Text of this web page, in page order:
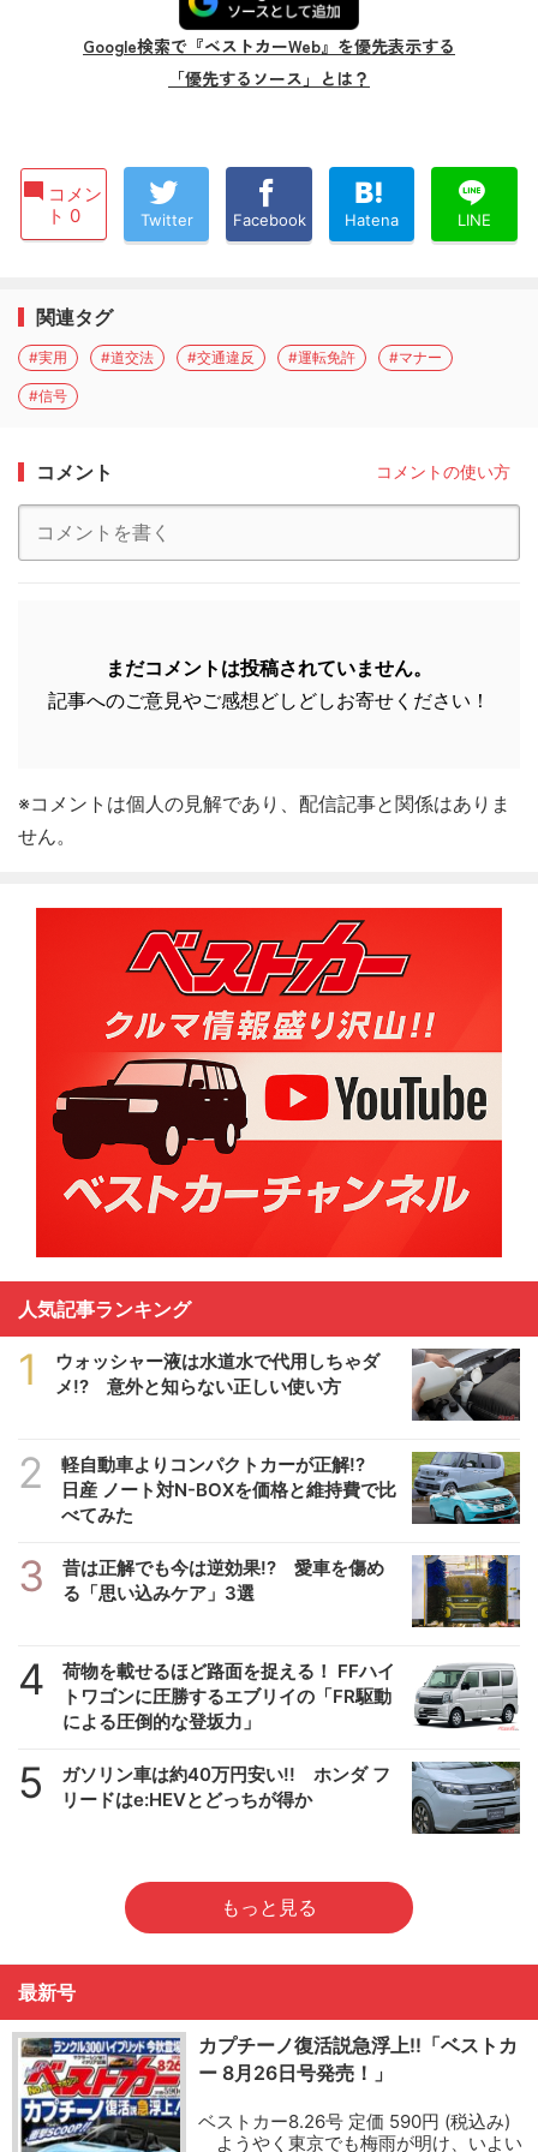
Google検索で『ベストカーWeb』を優先表示する
「優先するソース」とは？
コメン
ト 0
Twitter Facebook Hatena LINE
関連タグ
#実用 #道交法 #交通違反 #運転免許 #マナー
#信号
コメント コメントの使い方
まだコメントは投稿されていません。
記事へのご意見やご感想どしどしお寄せください！
※コメントは個人の見解であり、配信記事と関係はありま
せん。
人気記事ランキング
1
ウォッシャー液は水道水で代用しちゃダ
メ!? 意外と知らない正しい使い方
2
軽自動車よりコンパクトカーが正解!?
日産 ノート対N-BOXを価格と維持費で比
べてみた
3
昔は正解でも今は逆効果!? 愛車を傷め
る「思い込みケア」3選
4
荷物を載せるほど路面を捉える！ FFハイ
トワゴンに圧勝するエブリイの「FR駆動
による圧倒的な登坂力」
5
ガソリン車は約40万円安い!! ホンダ フ
リードはe:HEVとどっちが得か
もっと見る
最新号
カプチーノ復活説急浮上!!「ベストカ
ー 8月26日号発売！」
ベストカー8.26号 定価 590円 (税込み)
ようやく東京でも梅雨が明け、いよい